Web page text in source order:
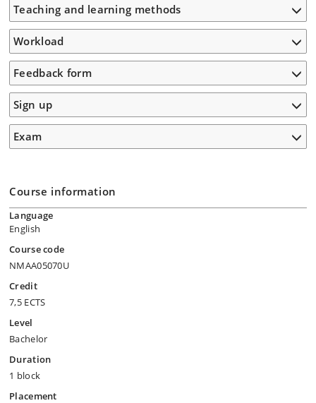
Teaching and learning methods
Workload
Feedback form
Sign up
Exam
Course information
Language
English
Course code
NMAA05070U
Credit
7,5 ECTS
Level
Bachelor
Duration
1 block
Placement